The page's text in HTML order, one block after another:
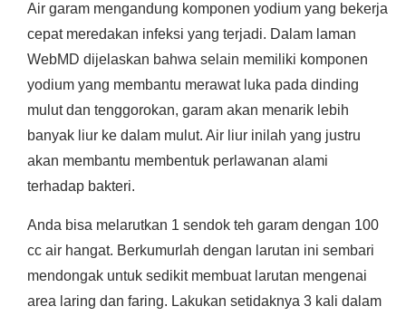
Air garam mengandung komponen yodium yang bekerja
cepat meredakan infeksi yang terjadi. Dalam laman
WebMD dijelaskan bahwa selain memiliki komponen
yodium yang membantu merawat luka pada dinding
mulut dan tenggorokan, garam akan menarik lebih
banyak liur ke dalam mulut. Air liur inilah yang justru
akan membantu membentuk perlawanan alami
terhadap bakteri.
Anda bisa melarutkan 1 sendok teh garam dengan 100
cc air hangat. Berkumurlah dengan larutan ini sembari
mendongak untuk sedikit membuat larutan mengenai
area laring dan faring. Lakukan setidaknya 3 kali dalam